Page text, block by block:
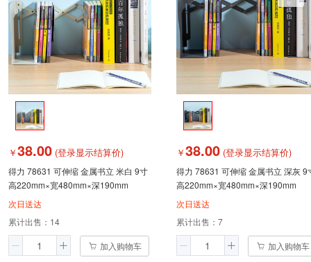
￥38.00 (登录显示结算价)
得力 78631 可伸缩 金属书立 米白 9寸
高220mm×宽480mm×深190mm
次日送达
累计出售： 14
加入购物车
￥38.00 (登录显示结算价)
得力 78631 可伸缩 金属书立 深灰 9
高220mm×宽480mm×深190mm
次日送达
累计出售： 7
加入购物车